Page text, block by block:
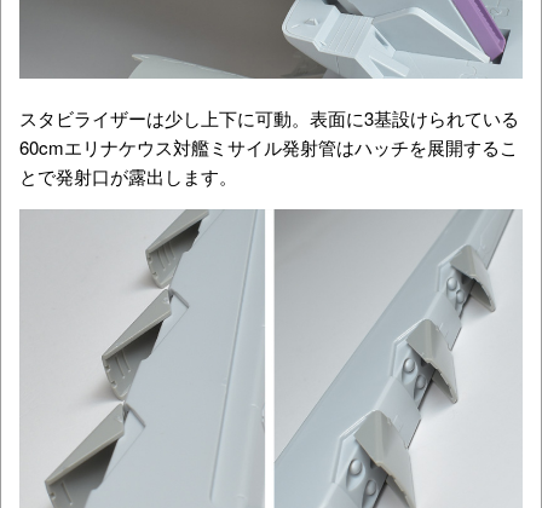
スタビライザーは少し上下に可動。表面に3基設けられている
60cmエリナケウス対艦ミサイル発射管はハッチを展開するこ
とで発射口が露出します。